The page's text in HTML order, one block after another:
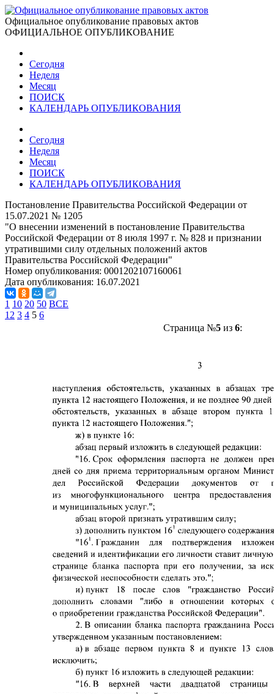
Официальное опубликование правовых актов
ОФИЦИАЛЬНОЕ ОПУБЛИКОВАНИЕ
Сегодня
Неделя
Месяц
ПОИСК
КАЛЕНДАРЬ ОПУБЛИКОВАНИЯ
Сегодня
Неделя
Месяц
ПОИСК
КАЛЕНДАРЬ ОПУБЛИКОВАНИЯ
Постановление Правительства Российской Федерации от
15.07.2021 № 1205
"О внесении изменений в постановление Правительства
Российской Федерации от 8 июля 1997 г. № 828 и признании
утратившими силу отдельных положений актов
Правительства Российской Федерации"
Номер опубликования: 0001202107160061
Дата опубликования: 16.07.2021
1 10 20 50 ВСЕ
1 2 3 4 5 6
Страница №5из 6: